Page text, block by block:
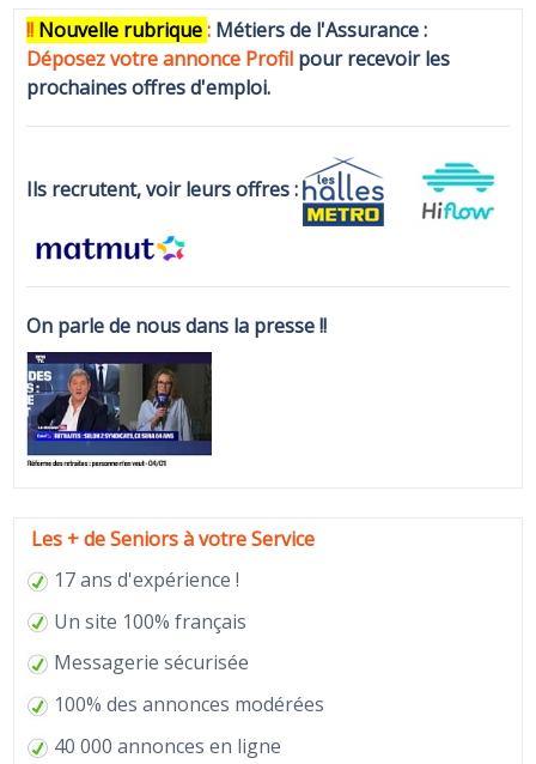
!! Nouvelle rubrique: Métiers de l'Assurance :
Déposez votre annonce Profil pour recevoir les
prochaines offres d'emploi.
Ils recrutent, voir leurs offres :
On parle de nous dans la presse !!
Les + de Seniors à votre Service
17 ans d'expérience !
Un site 100% français
Messagerie sécurisée
100% des annonces modérées
40 000 annonces en ligne